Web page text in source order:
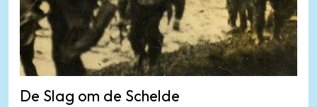
De Slag om de Schelde